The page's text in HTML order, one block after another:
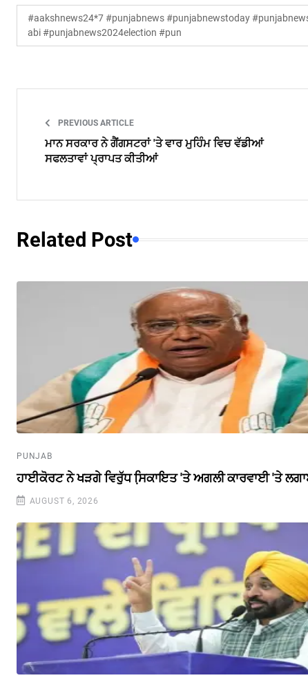
#aakshnews24*7 #punjabnews #punjabnewstoday
abi #punjabnews2024election #pun
PREVIOUS ARTICLE
ਮਾਨ ਸਰਕਾਰ ਨੇ ਗੈਂਗਸਟਰਾਂ 'ਤੇ ਵਾਰ ਮੁਹਿੰਮ ਵਿਚ ਵੱਡੀਆਂ
ਸਫਲਤਾਵਾਂ ਪ੍ਰਾਪਤ ਕੀਤੀਆਂ
Related Post
PUNJAB
ਹਾਈਕੋਰਟ ਨੇ ਖੜਗੇ ਵਿਰੁੱਧ ਸਿ਼ਕਾਇਤ 'ਤੇ ਅਗਲੀ ਕਾਰਵਾਈ 'ਤੇ
AUGUST 6, 2026